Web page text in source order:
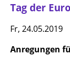
Tag der
Fr, 24.05.2019
Anregungen